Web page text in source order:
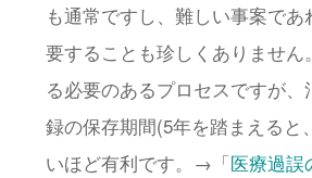
も通常ですし、難しい事案で
要することも珍しくありません
る必要のあるプロセスですが
録の保存期間(5年を踏まえると
いほど有利です。→「医療過誤